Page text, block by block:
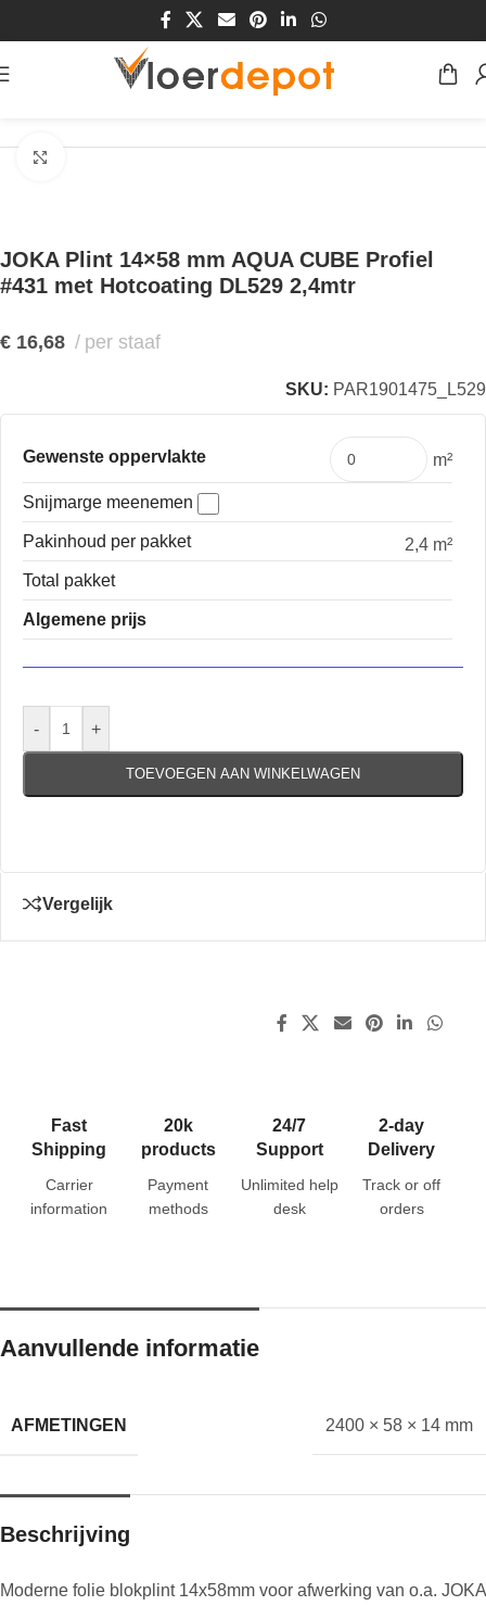
JOKA Plint 14×58 mm AQUA CUBE Profiel
#431 met Hotcoating DL529 2,4mtr
€ 16,68 per staaf
SKU: PAR1901475_L529
Gewenste oppervlakte m²
Snijmarge meenemen
Pakinhoud per pakket
2,4 m²
Total pakket
Algemene prijs
- +
TOEVOEGEN AAN WINKELWAGEN
Vergelijk
Fast
Shipping
Carrier
information
20k
products
Payment
methods
24/7
Support
Unlimited help
desk
2-day
Delivery
Track or off
orders
Aanvullende informatie
AFMETINGEN 2400 × 58 × 14 mm
Beschrijving
Moderne folie blokplint 14x58mm voor afwerking van o.a. JOKA